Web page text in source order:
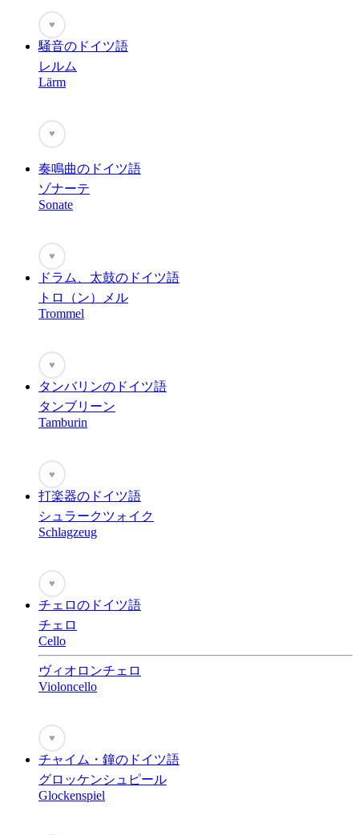
♥
騒音のドイツ語
レルム
Lärm
♥
奏鳴曲のドイツ語
ゾナーテ
Sonate
♥
ドラム、太鼓のドイツ語
トロ（ン）メル
Trommel
♥
タンバリンのドイツ語
タンブリーン
Tamburin
♥
打楽器のドイツ語
シュラークツォイク
Schlagzeug
♥
チェロのドイツ語
チェロ
Cello
ヴィオロンチェロ
Violoncello
♥
チャイム・鐘のドイツ語
グロッケンシュピール
Glockenspiel